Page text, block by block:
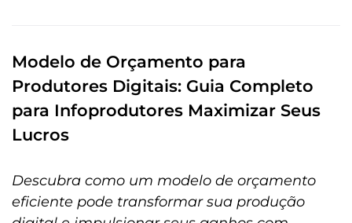
Modelo de Orçamento para
Produtores Digitais: Guia Completo
para Infoprodutores Maximizar Seus
Lucros
Descubra como um modelo de orçamento
eficiente pode transformar sua produção